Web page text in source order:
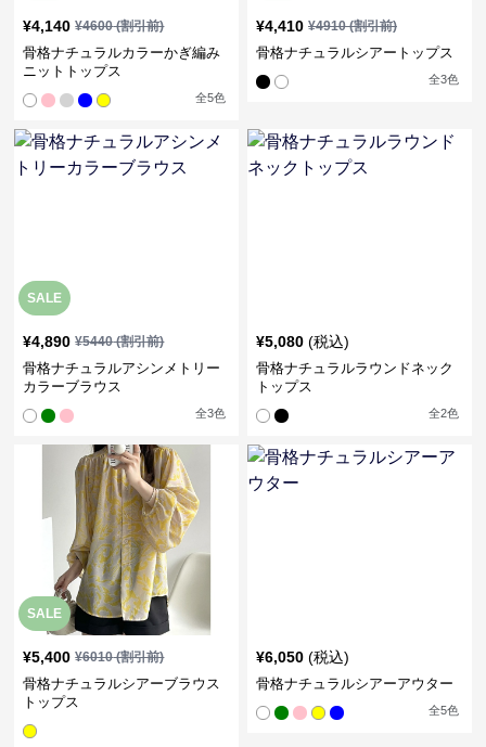
¥4,140 ¥4600(割引前)
骨格ナチュラルカラーかぎ編み
ニットトップス
全5色
¥4,410 ¥4910(割引前)
骨格ナチュラルシアートップス
全3色
SALE
¥4,890 ¥5440(割引前)
骨格ナチュラルアシンメトリー
カラーブラウス
全3色
¥5,080 (税込)
骨格ナチュラルラウンドネック
トップス
全2色
SALE
¥5,400 ¥6010(割引前)
骨格ナチュラルシアーブラウス
トップス
¥6,050 (税込)
骨格ナチュラルシアーアウター
全5色